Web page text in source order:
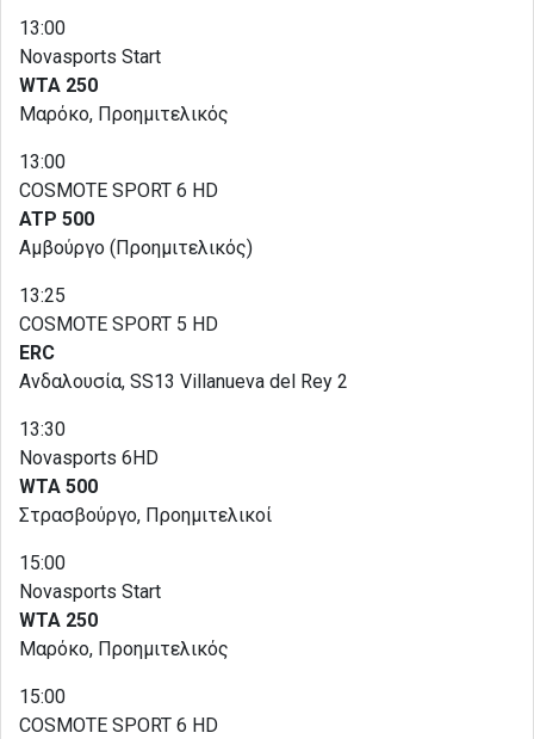
13:00
Novasports Start
WTA 250
Μαρόκο, Προημιτελικός
13:00
COSMOTE SPORT 6 HD
ATP 500
Αμβούργο (Προημιτελικός)
13:25
COSMOTE SPORT 5 HD
ERC
Ανδαλουσία, SS13 Villanueva del Rey 2
13:30
Novasports 6HD
WTA 500
Στρασβούργο, Προημιτελικοί
15:00
Novasports Start
WTA 250
Μαρόκο, Προημιτελικός
15:00
COSMOTE SPORT 6 HD